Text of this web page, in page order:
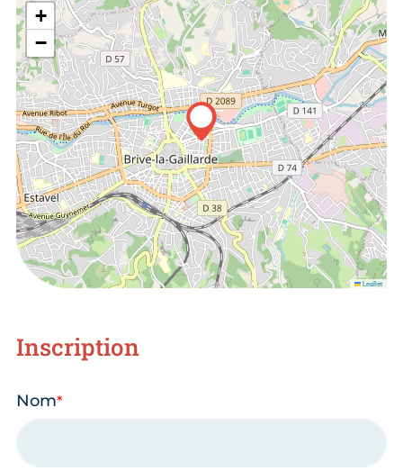
+
−
Leaflet
Inscription
Nom